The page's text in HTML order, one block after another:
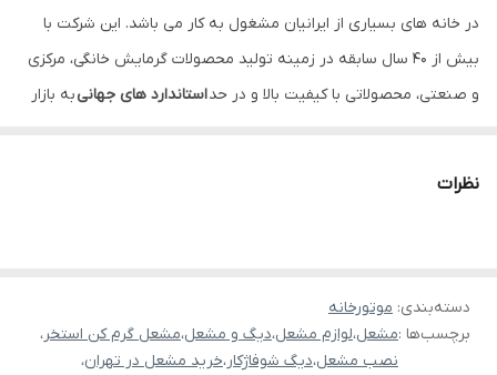
در خانه های بسیاری از ایرانیان مشغول به کار می باشد. این شرکت با
بیش از 40 سال سابقه در زمینه تولید محصولات گرمایش خانگی، مرکزی
و صنعتی، محصولاتی با کیفیت بالا و در حداستاندارد های جهانیبه بازار
شده است.
های شوفاژکار در صورت نصب استاندارد و رعایت اصول نگهداری بیش از
10 سال بوده و کمتر نیاز به خرج و هزینه های اضافه برای نگهداری از آن
نظرات
دسته‌بندی: موتورخانه
برچسب‌ها :مشعل،لوازم مشعل،دیگ و مشعل،مشعل گرم کن استخر،
نصب مشعل،دیگ شوفاژکار،خرید مشعل در تهران،